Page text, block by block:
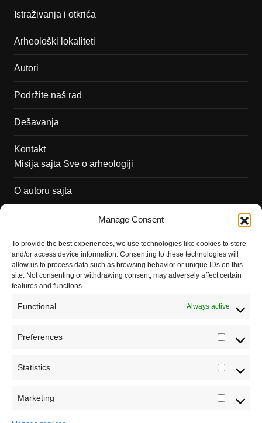
Manage Consent
To provide the best experiences, we use technologies like cookies to store
and/or access device information. Consenting to these technologies will
allow us to process data such as browsing behavior or unique IDs on this
site. Not consenting or withdrawing consent, may adversely affect certain
features and functions.
Functional Always active
Preferences
Statistics
Marketing
Istraživanja i otkrića
Arheološki lokaliteti
Autori
Podržite naš rad
Dešavanja
Kontakt
Misija sajta Sve o arheologiji
O autoru sajta
Saradnja